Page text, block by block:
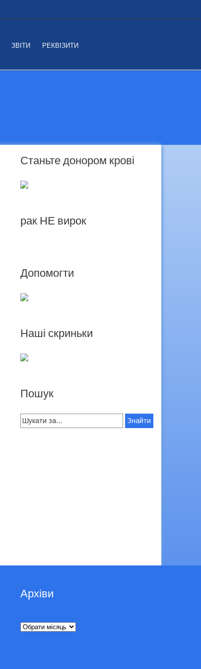
ЗВІТИ РЕКВІЗИТИ
Станьте донором крові
рак НЕ вирок
Допомогти
Наші скриньки
Пошук
Search
for:
Архіви
Архіви